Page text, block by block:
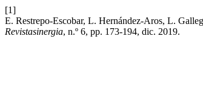
[1]
E. Restrepo-Escobar, L. Hernández-Aros, L.
Revistasinergia, n.º 6, pp. 173-194, dic. 2019.